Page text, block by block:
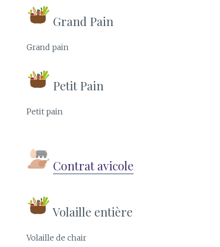
Grand Pain
Grand pain
Petit Pain
Petit pain
Contrat avicole
Volaille entière
Volaille de chair